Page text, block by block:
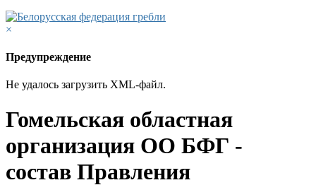
×
Предупреждение
Не удалось загрузить XML-файл.
Гомельская областная
организация ОО БФГ -
состав Правления